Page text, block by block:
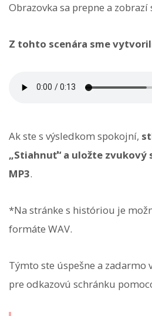
Obrazovka sa prepne a zobrazí
Z tohto scenára sme
Ak ste s výsledkom spokojní,
„Stiahnuť“ a uložte
MP3.
*Na stránke s históriou je
formáte WAV.
Týmto ste úspešne a
pre odkazovú schránku